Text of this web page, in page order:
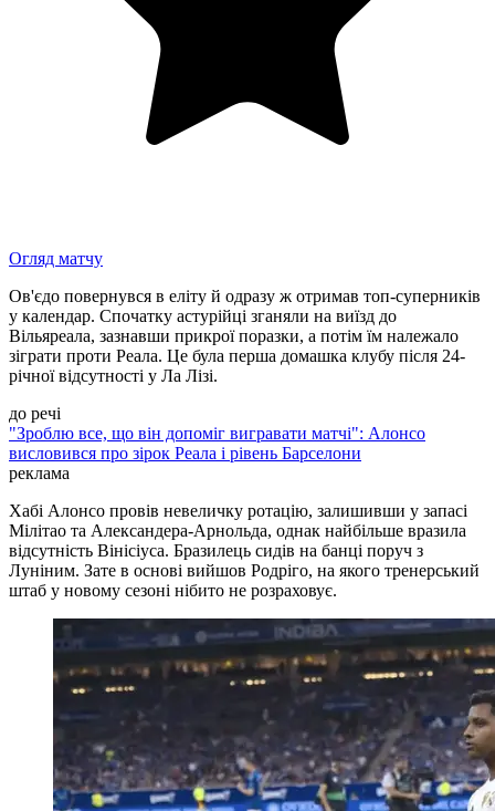
Огляд матчу
Ов'єдо повернувся в еліту й одразу ж отримав топ-суперників
у календар. Спочатку астурійці зганяли на виїзд до
Вільяреала, зазнавши прикрої поразки, а потім їм належало
зіграти проти Реала. Це була перша домашка клубу після 24-
річної відсутності у Ла Лізі.
до речі
"Зроблю все, що він допоміг вигравати матчі": Алонсо
висловився про зірок Реала і рівень Барселони
реклама
Хабі Алонсо провів невеличку ротацію, залишивши у запасі
Мілітао та Александера-Арнольда, однак найбільше вразила
відсутність Вінісіуса. Бразилець сидів на банці поруч з
Луніним. Зате в основі вийшов Родріго, на якого тренерський
штаб у новому сезоні нібито не розраховує.